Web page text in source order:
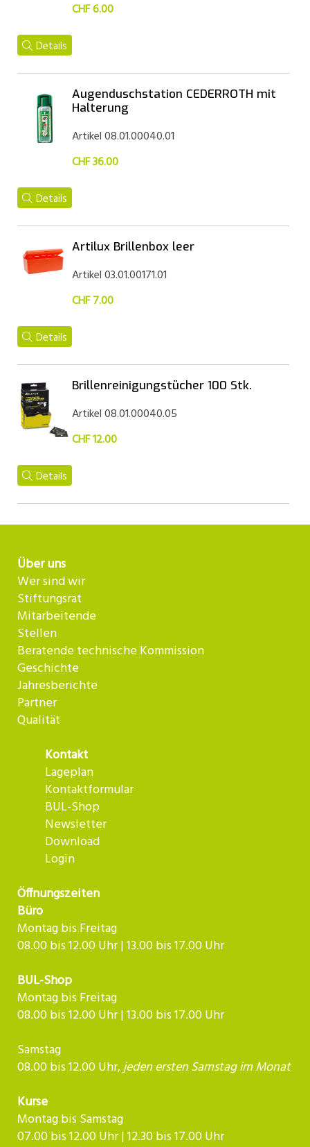
CHF 6.00
Details
Augenduschstation CEDERROTH mit
Halterung
Artikel 08.01.00040.01
CHF 36.00
Details
Artilux Brillenbox leer
Artikel 03.01.00171.01
CHF 7.00
Details
Brillenreinigungstücher 100 Stk.
Artikel 08.01.00040.05
CHF 12.00
Details
Über uns
Wer sind wir
Stiftungsrat
Mitarbeitende
Stellen
Beratende technische Kommission
Geschichte
Jahresberichte
Partner
Qualität
Kontakt
Lageplan
Kontaktformular
BUL-Shop
Newsletter
Download
Login
Öffnungszeiten
Büro
Montag bis Freitag
08.00 bis 12.00 Uhr | 13.00 bis 17.00 Uhr
BUL-Shop
Montag bis Freitag
08.00 bis 12.00 Uhr | 13.00 bis 17.00 Uhr
Samstag
08.00 bis 12.00 Uhr,jeden ersten Samstag im Monat
Kurse
Montag bis Samstag
07.00 bis 12.00 Uhr | 12.30 bis 17.00 Uhr​​​​​​